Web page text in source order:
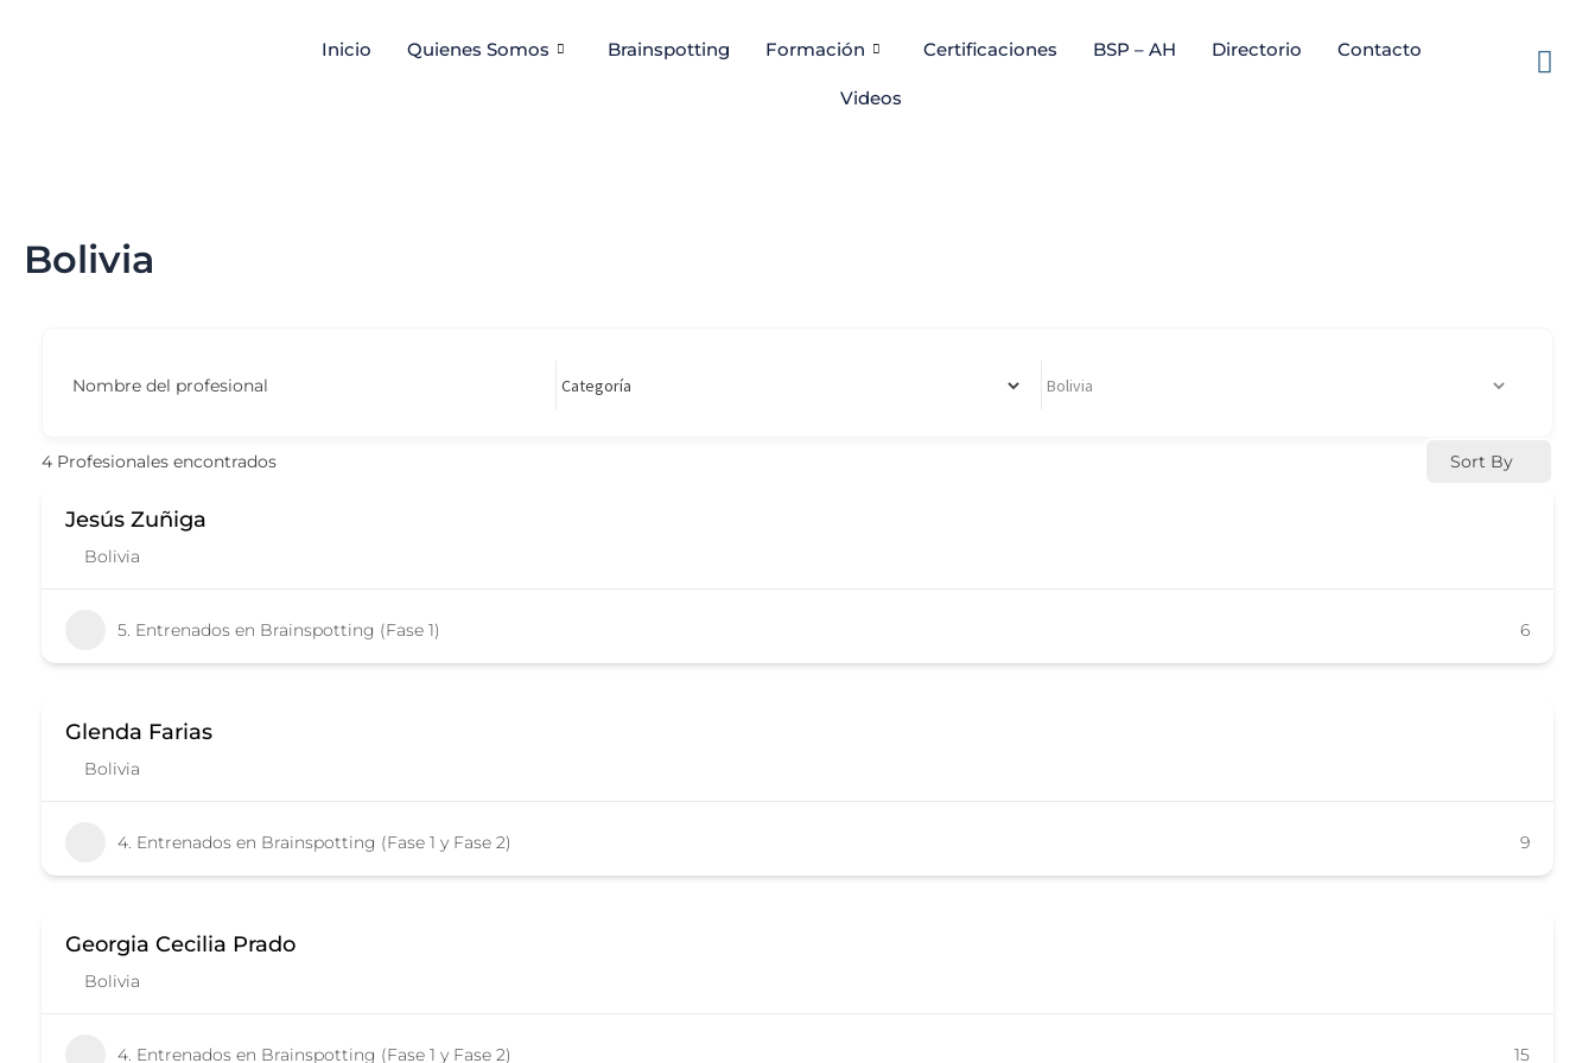
Inicio Quienes Somos Brainspotting Formación Certificaciones BSP – AH Directorio Contacto
Videos
Bolivia
Nombre del profesional
4 Profesionales encontrados Sort By
Jesús Zuñiga
Bolivia
5. Entrenados en Brainspotting (Fase 1) 6
Glenda Farias
Bolivia
4. Entrenados en Brainspotting (Fase 1 y Fase 2) 9
Georgia Cecilia Prado
Bolivia
4. Entrenados en Brainspotting (Fase 1 y Fase 2) 15